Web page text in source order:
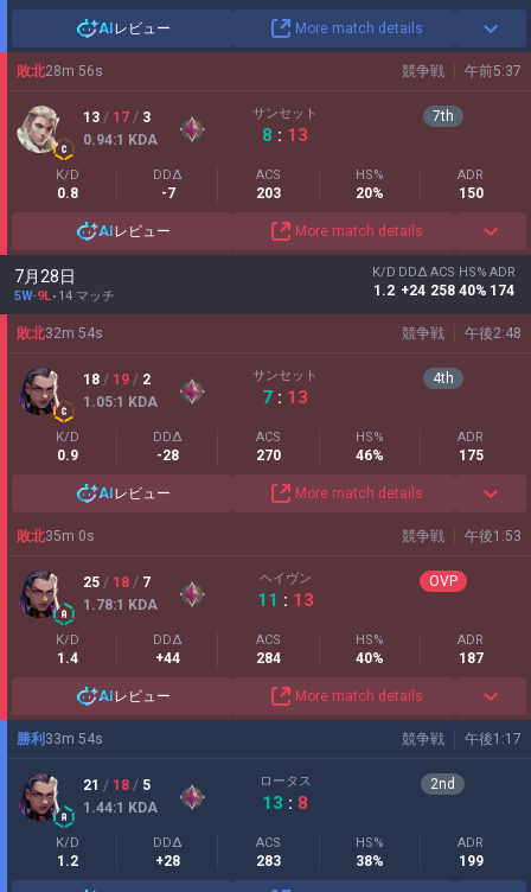
AIレビュー More match details
競争戦 午前5:37
敗北28m 56s
13 / 17 / 3
0.94:1 KDA
サンセット
8 : 13
7th
K/D
0.8
DDΔ
-7
ACS
203
HS%
20%
ADR
150
AIレビュー More match details
7月28日
5W-9L 14 マッチ
K/D
1.2
DDΔ
+24
ACS
258
HS%
40%
ADR
174
競争戦 午後2:48
敗北32m 54s
18 / 19 / 2
1.05:1 KDA
サンセット
7 : 13
4th
K/D
0.9
DDΔ
-28
ACS
270
HS%
46%
ADR
175
AIレビュー More match details
競争戦 午後1:53
敗北35m 0s
25 / 18 / 7
1.78:1 KDA
ヘイヴン
11 : 13
OVP
K/D
1.4
DDΔ
+44
ACS
284
HS%
40%
ADR
187
AIレビュー More match details
競争戦 午後1:17
勝利 33m 54s
21 / 18 / 5
1.44:1 KDA
ロータス
13 : 8
2nd
K/D
1.2
DDΔ
+28
ACS
283
HS%
38%
ADR
199